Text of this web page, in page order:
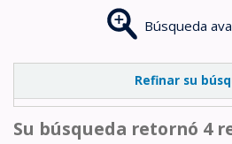
Búsqueda
Refinar su
Su búsqueda retornó 4